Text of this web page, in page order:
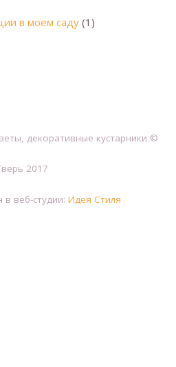
в моем саду (1)
декоративные кустарники ©
2017
в веб-студии: Идея Стиля